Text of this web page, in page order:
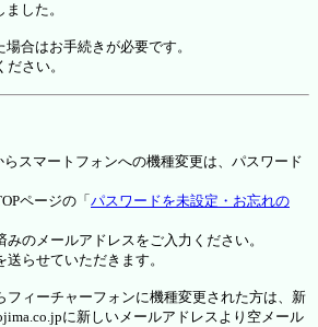
した。
合はお手続きが必要です。
さい。
スマートフォンへの機種変更は、パスワード
ページの「 パスワードを未設定・お忘れの
のメールアドレスをご入力ください。
らせていただきます。
ィーチャーフォンに機種変更された方は、新
に新しいメールアドレスより空メール